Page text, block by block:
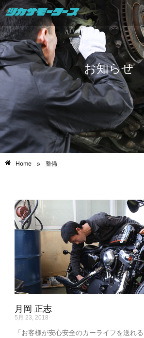
お知らせ
Home » 整備
月岡 正志
5月 23, 2018
「お客様が安心安全のカーライフを送れ